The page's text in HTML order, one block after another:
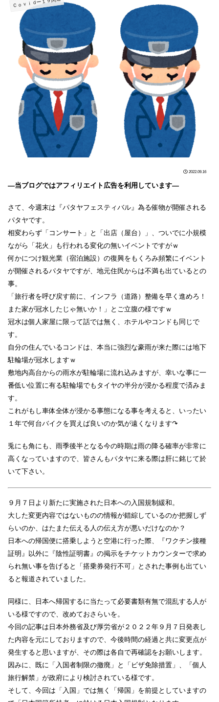
2022.09.16
―当ブログではアフィリエイト広告を利用しています―
さて、今週末は『パタヤフェスティバル』為る催物が開催される
パタヤです。
相変わらず「コンサート」と「出店（屋台）」、ついでに小規模
ながら「花火」も行われる変化の無いイベントですがｗ
何かにつけ観光業（宿泊施設）の復興をもくろみ頻繁にイベント
が開催されるパタヤですが、地元住民からは不満も出ているとの
事。
「旅行者を呼び戻す前に、インフラ（道路）整備を早く進めろ！
また家が冠水したじゃ無いか！」とご立腹の様ですｗ
冠水は個人家屋に限って話では無く、ホテルやコンドも同じで
す。
自分の住んでいるコンドは、本当に強烈な豪雨が来た際には地下
駐輪場が冠水しますｗ
敷地内高台からの雨水が駐輪場に流れ込みますが、幸いな事に一
番低い位置に有る駐輪場でもタイヤの半分が浸かる程度で済みま
す。
これがもし車体全体が浸かる事態になる事を考えると、いったい
１年で何台バイクを買えば良いのか気が遠くなります↷
兎にも角にも、雨季後半となる今の時期は雨の降る確率が非常に
高くなっていますので、皆さんもパタヤに来る際は肝に銘じて於
いて下さい。
９月７日より新たに実施された日本への入国規制緩和。
大した変更内容ではないものの情報が錯綜しているのか把握しず
らいのか、はたまた伝える人の伝え方が悪いだけなのか？
日本への帰国便に搭乗しようと空港に行った際、『ワクチン接種
証明』以外に『陰性証明書』の掲示をチケットカウンターで求め
られ無い事を告げると「搭乗券発行不可」とされた事例も出てい
ると報道されていました。
同様に、日本へ帰国するに当たって必要書類有無で混乱する人が
いる様ですので、改めておさらいを。
今回の記事は日本外務省及び厚労省が２０２２年９月７日発表し
た内容を元にしておりますので、今後時間の経過と共に変更点が
発生すると思いますが、その際は各自で再確認をお願いします。
因みに、既に「入国者制限の撤廃」と「ビザ免除措置」、「個人
旅行解禁」が政府により検討されている様です。
そして、今回は「入国」では無く「帰国」を前提としていますの